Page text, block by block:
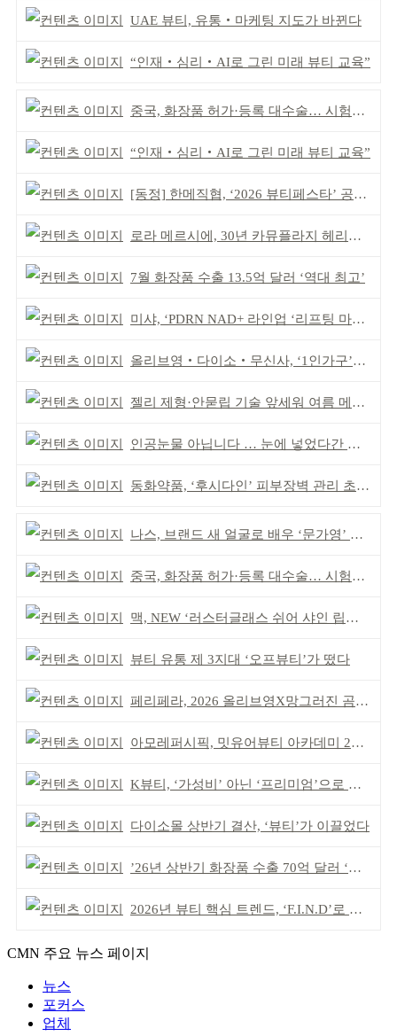
UAE 뷰티, 유통‧마케팅 지도가 바뀐다
“인재‧심리‧AI로 그린 미래 뷰티 교육”
중국, 화장품 허가·등록 대수술… 시험자료 공용 허용
“인재‧심리‧AI로 그린 미래 뷰티 교육”
[동정] 한메직협, ‘2026 뷰티페스타’ 공동 주최
로라 메르시에, 30년 카뮤플라지 헤리티지 담아
7월 화장품 수출 13.5억 달러 ‘역대 최고’
미샤, ‘PDRN NAD+ 라인업 ‘리프팅 마스크’ 출시
올리브영‧다이소‧무신사, ‘1인가구’가 이끈다
젤리 제형·안묻립 기술 앞세워 여름 메이크업 시장 공략
인공눈물 아닙니다 … 눈에 넣었다간 각막 손상
동화약품, ‘후시다인’ 피부장벽 관리 초점 ‘리브랜딩’
나스, 브랜드 새 얼굴로 배우 ‘문가영’ 발탁
중국, 화장품 허가·등록 대수술… 시험자료 공용 허용
맥, NEW ‘러스터글래스 쉬어 샤인 립스틱’ 출시
뷰티 유통 제 3지대 ‘오프뷰티’가 떴다
페리페라, 2026 올리브영X망그러진 곰 콜라보
아모레퍼시픽, 밋유어뷰티 아카데미 2기 발대식
K뷰티, ‘가성비’ 아닌 ‘프리미엄’으로 승부걸어야
다이소몰 상반기 결산, ‘뷰티’가 이끌었다
’26년 상반기 화장품 수출 70억 달러 ‘역대 최고’
2026년 뷰티 핵심 트렌드, ‘F.I.N.D’로 읽는다
CMN 주요 뉴스 페이지
뉴스
포커스
업체